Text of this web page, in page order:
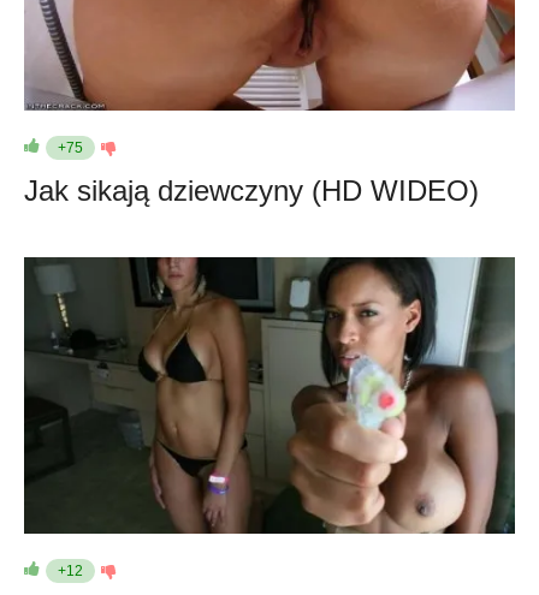
+75
Jak sikają dziewczyny (HD WIDEO)
+12